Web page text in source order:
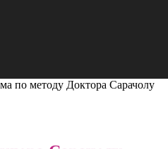
по методу Доктора Сарачолу